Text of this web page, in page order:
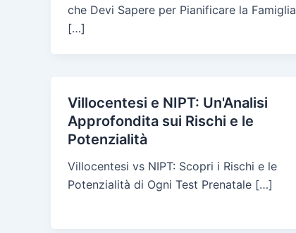
che Devi Sapere per Pianificare la Famiglia
[…]
Villocentesi e NIPT: Un'Analisi
Approfondita sui Rischi e le
Potenzialità
Villocentesi vs NIPT: Scopri i Rischi e le
Potenzialità di Ogni Test Prenatale […]